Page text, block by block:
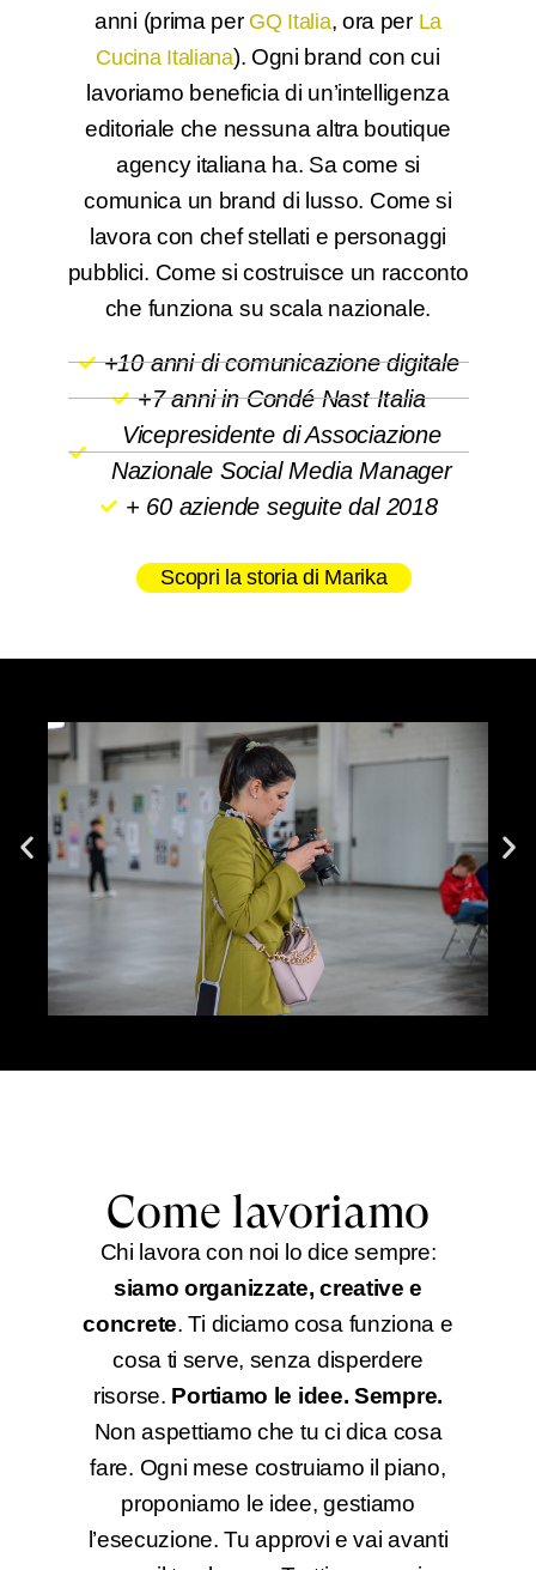
anni (prima per GQ Italia, ora per La
Cucina Italiana). Ogni brand con cui
lavoriamo beneficia di un’intelligenza
editoriale che nessuna altra boutique
agency italiana ha. Sa come si
comunica un brand di lusso. Come si
lavora con chef stellati e personaggi
pubblici. Come si costruisce un racconto
che funziona su scala nazionale.
+10 anni di comunicazione digitale
+7 anni in Condé Nast Italia
Vicepresidente di Associazione
Nazionale Social Media Manager
+ 60 aziende seguite dal 2018
Scopri la storia di Marika
Come lavoriamo
Chi lavora con noi lo dice sempre:
siamo organizzate, creative e
concrete. Ti diciamo cosa funziona e
cosa ti serve, senza disperdere
risorse. Portiamo le idee. Sempre.
Non aspettiamo che tu ci dica cosa
fare. Ogni mese costruiamo il piano,
proponiamo le idee, gestiamo
l’esecuzione. Tu approvi e vai avanti